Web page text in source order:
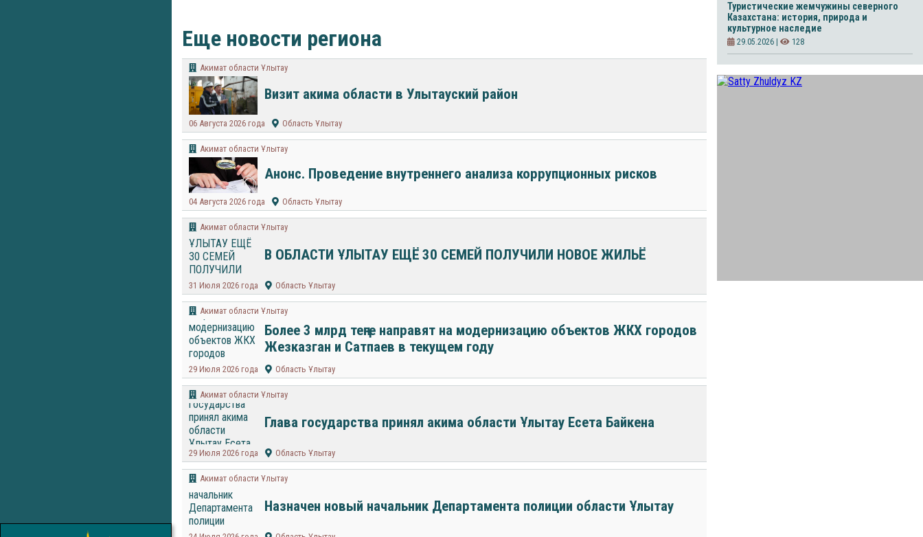
Еще новости региона
Акимат области Ұлытау
Визит акима области в Улытауский район
06 Августа 2026 года Область Ұлытау
Акимат области Ұлытау
Анонс. Проведение внутреннего анализа коррупционных рисков
04 Августа 2026 года Область Ұлытау
Акимат области Ұлытау
В ОБЛАСТИ ҰЛЫТАУ ЕЩЁ 30 СЕМЕЙ ПОЛУЧИЛИ НОВОЕ ЖИЛЬЁ
31 Июля 2026 года Область Ұлытау
Акимат области Ұлытау
Более 3 млрд теңге направят на модернизацию объектов ЖКХ городов
Жезказган и Сатпаев в текущем году
29 Июля 2026 года Область Ұлытау
Акимат области Ұлытау
Глава государства принял акима области Ұлытау Есета Байкена
29 Июля 2026 года Область Ұлытау
Акимат области Ұлытау
Назначен новый начальник Департамента полиции области Ұлытау
Туристические жемчужины северного
Казахстана: история, природа и
культурное наследие
29.05.2026 | 128